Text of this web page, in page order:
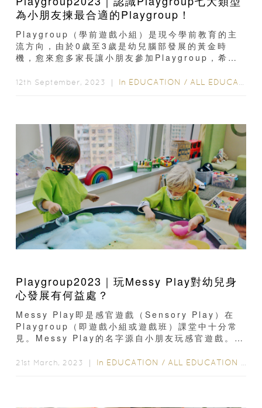
為小朋友揀最合適的Playgroup！
Playgroup（學前遊戲小組）是現今學前教育的主
流方向，由於0歲至3歲是幼兒腦部發展的黃金時
機，愈來愈多家長讓小朋友參加Playgroup，希望
12th September, 2023 ｜ In EDUCATION / ALL EDUCATION
Playgroup2023｜玩Messy Play對幼兒身
心發展有何益處？
Messy Play即是感官遊戲（Sensory Play）在
Playgroup（即遊戲小組或遊戲班）課堂中十分常
見。Messy Play的名字源自小朋友玩感官遊戲。在
21st March, 2023 ｜ In EDUCATION / ALL EDUCATION